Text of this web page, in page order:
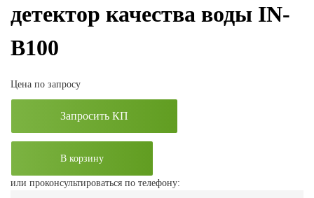
детектор качества воды IN-
B100
Цена по запросу
Запросить КП
В корзину
или проконсультироваться по телефону: